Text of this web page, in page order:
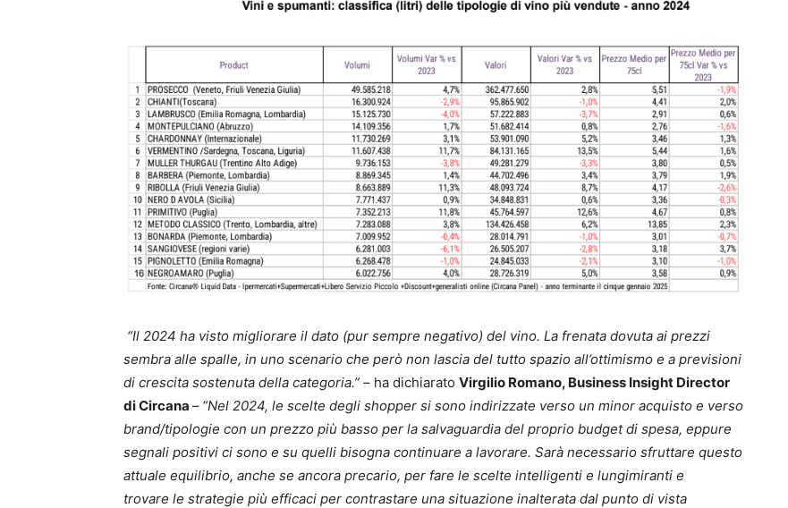
“Il 2024 ha visto migliorare il dato (pur sempre negativo) del vino. La frenata dovuta ai prezzi
sembra alle spalle, in uno scenario che però non lascia del tutto spazio all’ottimismo e a previsioni
di crescita sostenuta della categoria.” – ha dichiarato Virgilio Romano, Business Insight Director
di Circana – “Nel 2024, le scelte degli shopper si sono indirizzate verso un minor acquisto e verso
brand/tipologie con un prezzo più basso per la salvaguardia del proprio budget di spesa, eppure
segnali positivi ci sono e su quelli bisogna continuare a lavorare. Sarà necessario sfruttare questo
attuale equilibrio, anche se ancora precario, per fare le scelte intelligenti e lungimiranti e
trovare le strategie più efficaci per contrastare una situazione inalterata dal punto di vista